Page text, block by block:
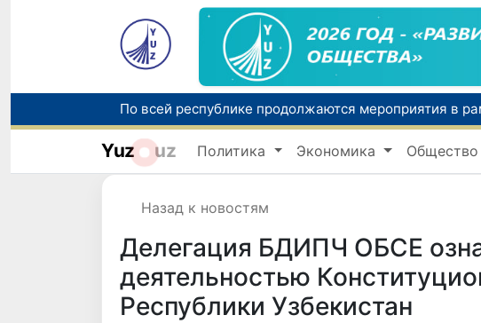
Yuz uz Политика Экономика Общество
Назад к новостям
Делегация БДИПЧ ОБСЕ
деятельностью
Республики Узбекистан